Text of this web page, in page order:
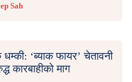
Sah
‘ब्याक फायर’ चेतावनी
कारबाहीको माग